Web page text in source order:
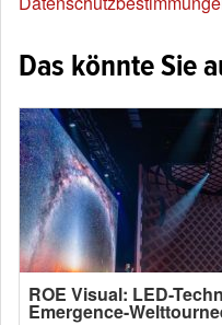
Das könnte Sie
ROE Visual: LED-
Emergence-